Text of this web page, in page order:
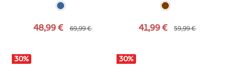
48,99 € 69,99 € 41,99 € 59,99 €
30% 30%